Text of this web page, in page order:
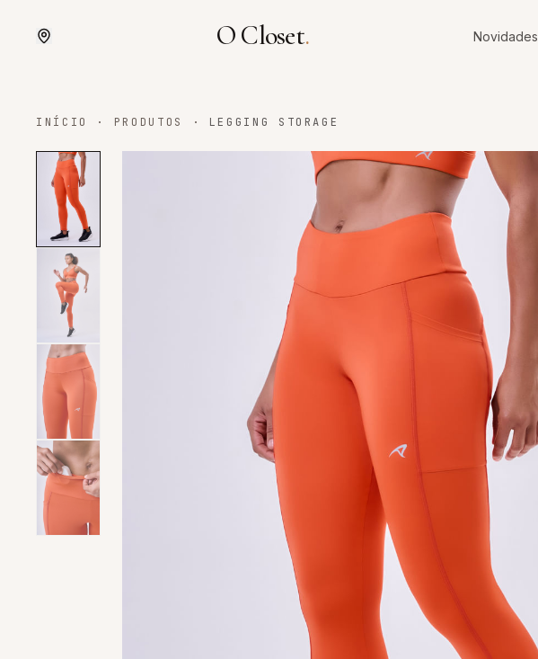
O Closet. Novidades
INÍCIO · PRODUTOS · LEGGING STORAGE